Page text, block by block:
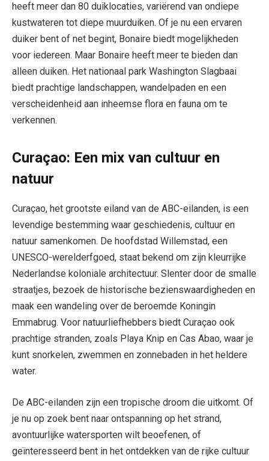
heeft meer dan 80 duiklocaties, variërend van ondiepe
kustwateren tot diepe muurduiken. Of je nu een ervaren
duiker bent of net begint, Bonaire biedt mogelijkheden
voor iedereen. Maar Bonaire heeft meer te bieden dan
alleen duiken. Het nationaal park Washington Slagbaai
biedt prachtige landschappen, wandelpaden en een
verscheidenheid aan inheemse flora en fauna om te
verkennen.
Curaçao: Een mix van cultuur en
natuur
Curaçao, het grootste eiland van de ABC-eilanden, is een
levendige bestemming waar geschiedenis, cultuur en
natuur samenkomen. De hoofdstad Willemstad, een
UNESCO-werelderfgoed, staat bekend om zijn kleurrijke
Nederlandse koloniale architectuur. Slenter door de smalle
straatjes, bezoek de historische bezienswaardigheden en
maak een wandeling over de beroemde Koningin
Emmabrug. Voor natuurliefhebbers biedt Curaçao ook
prachtige stranden, zoals Playa Knip en Cas Abao, waar je
kunt snorkelen, zwemmen en zonnebaden in het heldere
water.
De ABC-eilanden zijn een tropische droom die uitkomt. Of
je nu op zoek bent naar ontspanning op het strand,
avontuurlijke watersporten wilt beoefenen, of
geïnteresseerd bent in het ontdekken van de rijke cultuur